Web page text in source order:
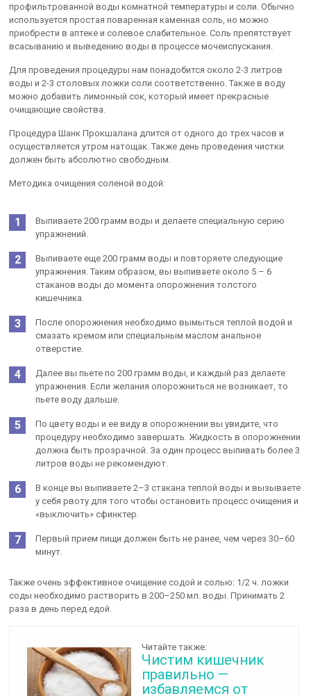
профильтрованной воды комнатной температуры и соли. Обычно
используется простая поваренная каменная соль, но можно
приобрести в аптеке и солевое слабительное. Соль препятствует
всасыванию и выведению воды в процессе мочеиспускания.
Для проведения процедуры нам понадобится около 2-3 литров
воды и 2-3 столовых ложки соли соответственно. Также в воду
можно добавить лимонный сок, который имеет прекрасные
очищающие свойства.
Процедура Шанк Прокшалана длится от одного до трех часов и
осуществляется утром натощак. Также день проведения чистки
должен быть абсолютно свободным.
Методика очищения соленой водой:
Выпиваете 200 грамм воды и делаете специальную серию
упражнений.
Выпиваете еще 200 грамм воды и повторяете следующие
упражнения. Таким образом, вы выпиваете около 5 – 6
стаканов воды до момента опорожнения толстого
кишечника.
После опорожнения необходимо вымыться теплой водой и
смазать кремом или специальным маслом анальное
отверстие.
Далее вы пьете по 200 грамм воды, и каждый раз делаете
упражнения. Если желания опорожниться не возникает, то
пьете воду дальше.
По цвету воды и ее виду в опорожнении вы увидите, что
процедуру необходимо завершать. Жидкость в опорожнении
должна быть прозрачной. За один процесс выпивать более 3
литров воды не рекомендуют.
В конце вы выпиваете 2–3 стакана теплой воды и вызываете
у себя рвоту для того чтобы остановить процесс очищения и
«выключить» сфинктер.
Первый прием пищи должен быть не ранее, чем через 30–60
минут.
Также очень эффективное очищение содой и солью: 1/2 ч. ложки
соды необходимо растворить в 200–250 мл. воды. Принимать 2
раза в день перед едой.
Читайте также:
Чистим кишечник
правильно —
избавляемся от